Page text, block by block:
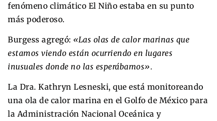
fenómeno climático El Niño estaba en su punto
más poderoso.
Burgess agregó: «Las olas de calor marinas que
estamos viendo están ocurriendo en lugares
inusuales donde no las esperábamos».
La Dra. Kathryn Lesneski, que está monitoreando
una ola de calor marina en el Golfo de México para
la Administración Nacional Oceánica y